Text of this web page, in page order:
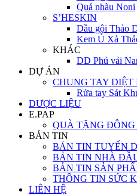
Quả nhàu Noni
S’HESKIN
Dầu gội Thảo
Kem Ủ Xả
KHÁC
DD Phủ vải
DỰ ÁN
CHUNG TAY DIỆT
Rửa tay Sát
DƯỢC LIỆU
E.PAP
QUÀ TẶNG
BẢN TIN
BẢN TIN TUYỂN
BẢN TIN NHÀ
BẢN TIN SẢN
THÔNG TIN SỨC
LIÊN HỆ